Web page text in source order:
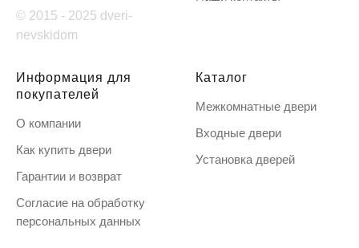
© 2015 - 2025 dveri-
nevskidom
Информация для
покупателей
О компании
Как купить двери
Гарантии и возврат
Согласие на обработку
персональных данных
Каталог
Межкомнатные двери
Входные двери
Установка дверей